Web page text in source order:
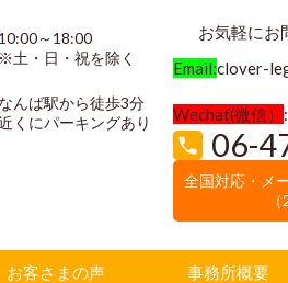
10:00～18:00
※土・日・祝を除く
なんば駅から徒歩3分
くにパーキングあり
お気軽にお
Email:clover-
Wechat(微信）
06-
全国対応・メ
お客さまの声 事務所概要